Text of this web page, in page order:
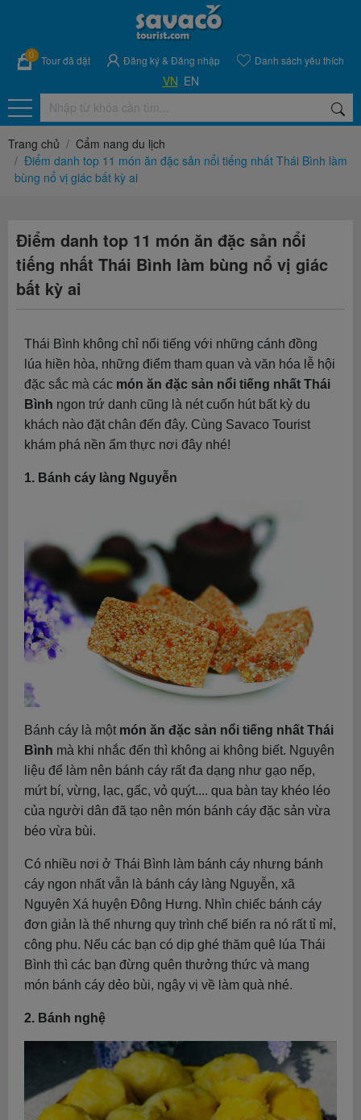
0 Tour đã đặt Đăng ký& Đăng nhập Danh sách yêu thích
VN EN
Trang chủ
Cẩm nang du lịch
Điểm danh top 11 món ăn đặc sản nổi tiếng nhất Thái Bình làm
bùng nổ vị giác bất kỳ ai
Điểm danh top 11 món ăn đặc sản nổi
tiếng nhất Thái Bình làm bùng nổ vị giác
bất kỳ ai
Thái Bình không chỉ nổi tiếng với những cánh đồng
lúa hiền hòa, những điểm tham quan và văn hóa lễ hội
đặc sắc mà các món ăn đặc sản nổi tiếng nhất Thái
Bình ngon trứ danh cũng là nét cuốn hút bất kỳ du
khách nào đặt chân đến đây. Cùng Savaco Tourist
khám phá nền ẩm thực nơi đây nhé!
1. Bánh cáy làng Nguyễn
Bánh cáy là một món ăn đặc sản nổi tiếng nhất Thái
Bình mà khi nhắc đến thì không ai không biết. Nguyên
liệu để làm nên bánh cáy rất đa dạng như gạo nếp,
mứt bí, vừng, lạc, gấc, vỏ quýt.... qua bàn tay khéo léo
của người dân đã tạo nên món bánh cáy đặc sản vừa
béo vừa bùi.
Có nhiều nơi ở Thái Bình làm bánh cáy nhưng bánh
cáy ngon nhất vẫn là bánh cáy làng Nguyễn, xã
Nguyên Xá huyện Đông Hưng. Nhìn chiếc bánh cáy
đơn giản là thế nhưng quy trình chế biến ra nó rất tỉ mỉ,
công phu. Nếu các bạn có dịp ghé thăm quê lúa Thái
Bình thì các bạn đừng quên thưởng thức và mang
món bánh cáy dẻo bùi, ngậy vị về làm quà nhé.
2. Bánh nghệ